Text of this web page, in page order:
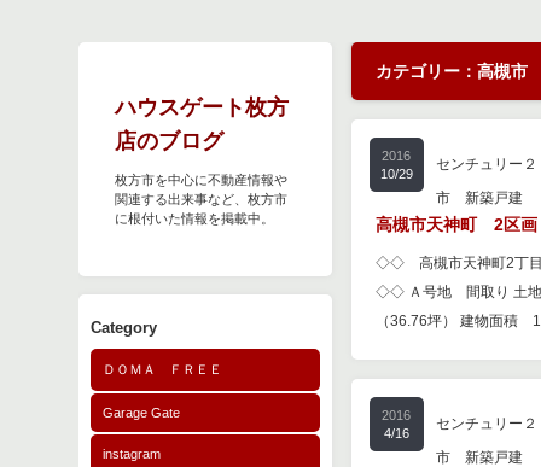
ハウスゲート枚方
店のブログ
枚方市を中心に不動産情報や
関連する出来事など、枚方市
に根付いた情報を掲載中。
Category
ＤＯＭＡ ＦＲＥＥ
Garage Gate
instagram
カテゴリー：高槻市
2016
10/29
センチュリー
市 新築戸建
高槻市天神町 2区
◇◇ 高槻市天神町2丁
◇◇ Ａ号地 間取り 土
（36.76坪） 建物面積
2016
4/16
センチュリー
市 新築戸建